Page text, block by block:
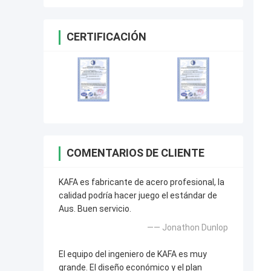
CERTIFICACIÓN
COMENTARIOS DE CLIENTE
KAFA es fabricante de acero profesional, la
calidad podría hacer juego el estándar de
Aus. Buen servicio.
—— Jonathon Dunlop
El equipo del ingeniero de KAFA es muy
grande. El diseño económico y el plan